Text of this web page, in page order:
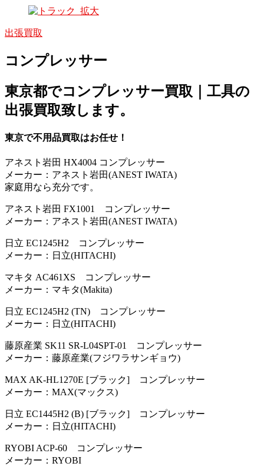
出張買取
コンプレッサー
東京都でコンプレッサー買取｜工具の
出張買取致します。
東京で不用品買取はお任せ！
アネスト岩田 HX4004 コンプレッサー
メーカー：アネスト岩田(ANEST IWATA)
家庭用なら充分です。
アネスト岩田 FX1001 コンプレッサー
メーカー：アネスト岩田(ANEST IWATA)
日立 EC1245H2 コンプレッサー
メーカー：日立(HITACHI)
マキタ AC461XS コンプレッサー
メーカー：マキタ(Makita)
日立 EC1245H2 (TN) コンプレッサー
メーカー：日立(HITACHI)
藤原産業 SK11 SR-L04SPT-01 コンプレッサー
メーカー：藤原産業(フジワラサンギョウ)
MAX AK-HL1270E [ブラック] コンプレッサー
メーカー：MAX(マックス)
日立 EC1445H2 (B) [ブラック] コンプレッサー
メーカー：日立(HITACHI)
RYOBI ACP-60 コンプレッサー
メーカー：RYOBI